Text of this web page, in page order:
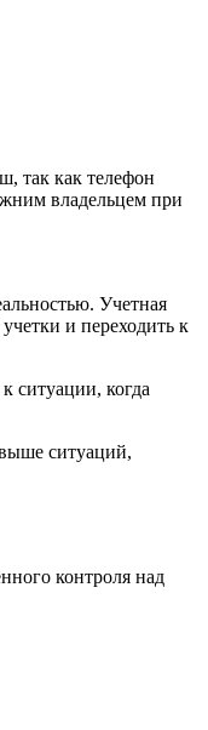
так как телефон
владельцем при
Учетная
и переходить к
ситуации, когда
ситуаций,
контроля над